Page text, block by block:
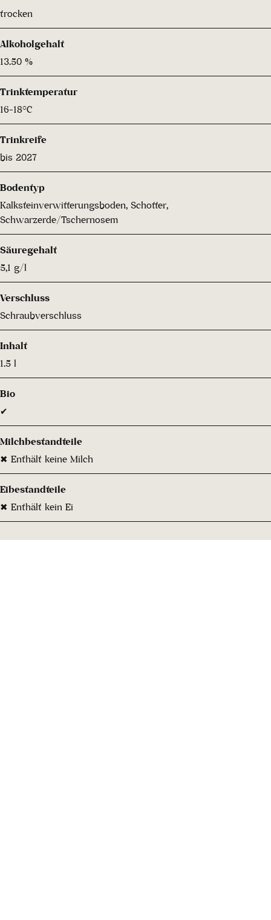
trocken
Alkoholgehalt
13.50 %
Trinktemperatur
16-18°C
Trinkreife
bis 2027
Bodentyp
Kalksteinverwitterungsboden, Schotter,
Schwarzerde/Tschernosem
Säuregehalt
5,1 g/l
Verschluss
Schraubverschluss
Inhalt
1.5 l
Bio
✔
Milchbestandteile
✖ Enthält keine Milch
Eibestandteile
✖ Enthält kein Ei